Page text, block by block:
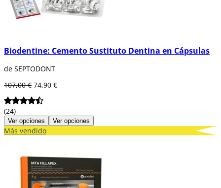
Biodentine: Cemento Sustituto Dentina en Cápsulas
de SEPTODONT
107,00 € 74,90 €
(24)
Ver opciones Ver opciones
Más vendido